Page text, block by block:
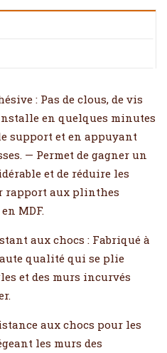
: Pas de clous, de vis
en quelques minutes
support et en appuyant
— Permet de gagner un
et de réduire les
rapport aux plinthes
MDF.
aux chocs : Fabriqué à
qualité qui se plie
et des murs incurvés
aux chocs pour les
les murs des